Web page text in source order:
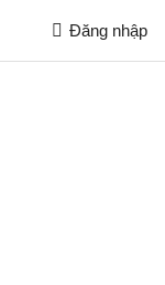
Đăng nhập